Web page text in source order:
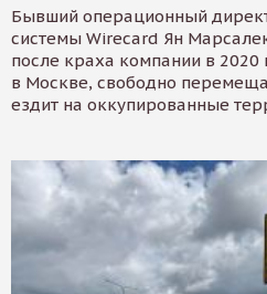
Бывший операционный
системы Wirecard Ян
после краха компании в 2020
в Москве, свободно
ездит на оккупированные